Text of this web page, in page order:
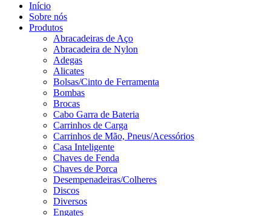
Início
Sobre nós
Produtos
Abracadeiras de Aço
Abracadeira de Nylon
Adegas
Alicates
Bolsas/Cinto de Ferramenta
Bombas
Brocas
Cabo Garra de Bateria
Carrinhos de Carga
Carrinhos de Mão, Pneus/Acessórios
Casa Inteligente
Chaves de Fenda
Chaves de Porca
Desempenadeiras/Colheres
Discos
Diversos
Engates